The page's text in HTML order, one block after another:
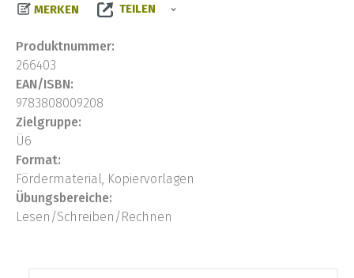
MERKEN TEILEN
Produktnummer:
266403
EAN/ISBN:
9783808009208
Zielgruppe:
Ü6
Format:
Fördermaterial, Kopiervorlagen
Übungsbereiche:
Lesen/Schreiben/Rechnen